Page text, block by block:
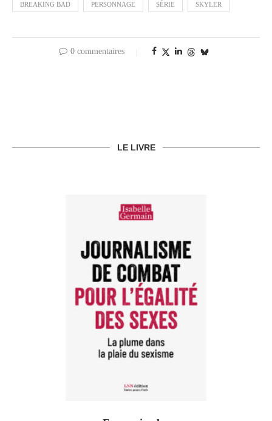
BREAKING BAD PERSONNAGE SÉRIE SKYLER
0 commentaires
LE LIVRE